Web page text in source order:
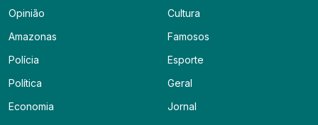
Opinião
Amazonas
Polícia
Política
Economia
Cultura
Famosos
Esporte
Geral
Jornal